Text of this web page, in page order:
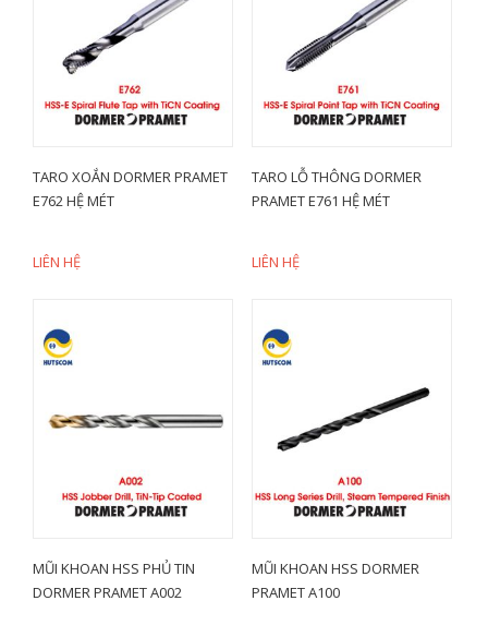
TARO XOẮN DORMER PRAMET
E762 HỆ MÉT
LIÊN HỆ
TARO LỖ THÔNG DORMER
PRAMET E761 HỆ MÉT
LIÊN HỆ
MŨI KHOAN HSS PHỦ TIN
DORMER PRAMET A002
MŨI KHOAN HSS DORMER
PRAMET A100